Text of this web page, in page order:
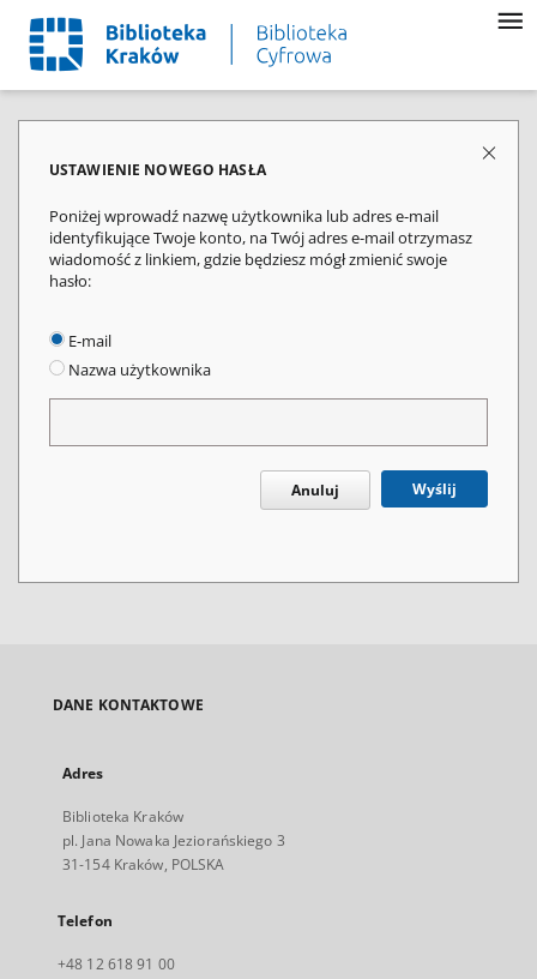
USTAWIENIE NOWEGO HASŁA
Poniżej wprowadź nazwę użytkownika lub adres e-mail
identyfikujące Twoje konto, na Twój adres e-mail otrzymasz
wiadomość z linkiem, gdzie będziesz mógł zmienić swoje
hasło:
E-mail
Nazwa użytkownika
Anuluj Wyślij
DANE KONTAKTOWE
Adres
Biblioteka Kraków
pl. Jana Nowaka Jeziorańskiego 3
31-154 Kraków, POLSKA
Telefon
+48 12 618 91 00